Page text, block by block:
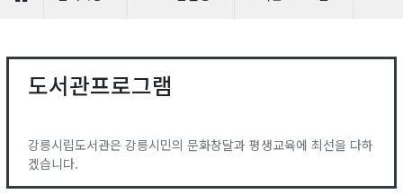
도서관프로그램
강릉시립도서관은 강릉시민의 문화창달과 평생교육에 최선을 다하
겠습니다.